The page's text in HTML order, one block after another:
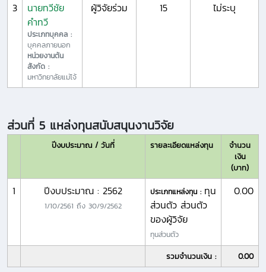
3
นายทวีชัย
คำทวี
ประเภทบุคคล :
บุคคลภายนอก
หน่วยงานต้น
สังกัด :
มหาวิทยาลัยแม่โจ้
ผู้วิจัยร่วม 15 ไม่ระบุ
ส่วนที่ 5 แหล่งทุนสนับสนุนงานวิจัย
ปีงบประมาณ / วันที่ รายละเอียดแหล่งทุน
จำนวน
เงิน
(บาท)
1 ปีงบประมาณ : 2562
1/10/2561 ถึง 30/9/2562
ประเภทแหล่งทุน : ทุน
ส่วนตัว ส่วนตัว
ของผู้วิจัย
ทุนส่วนตัว
0.00
รวมจำนวนเงิน : 0.00